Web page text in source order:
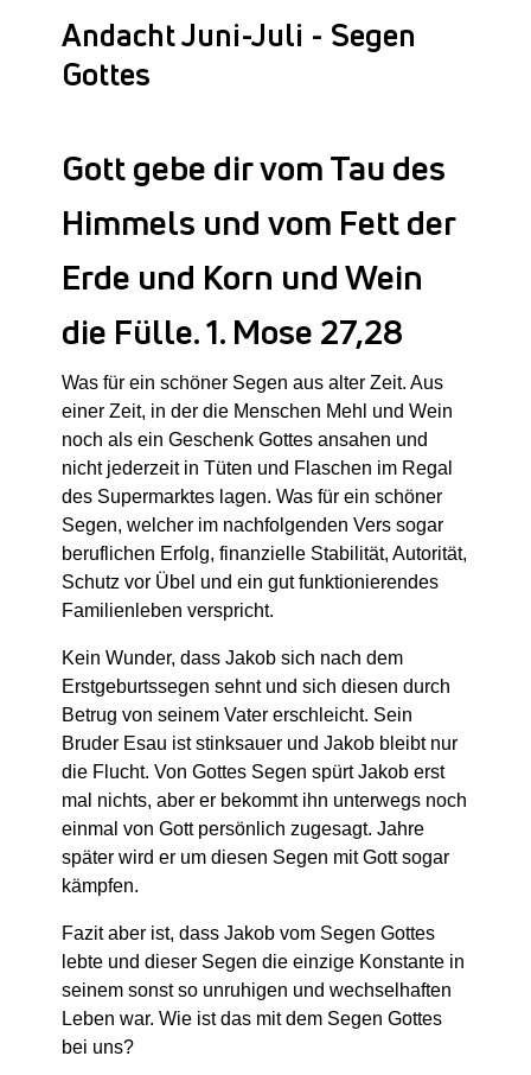
Andacht Juni-Juli - Segen
Gottes
Gott gebe dir vom Tau des
Himmels und vom Fett der
Erde und Korn und Wein
die Fülle. 1. Mose 27,28
Was für ein schöner Segen aus alter Zeit. Aus
einer Zeit, in der die Menschen Mehl und Wein
noch als ein Geschenk Gottes ansahen und
nicht jederzeit in Tüten und Flaschen im Regal
des Supermarktes lagen. Was für ein schöner
Segen, welcher im nachfolgenden Vers sogar
beruflichen Erfolg, finanzielle Stabilität, Autorität,
Schutz vor Übel und ein gut funktionierendes
Familienleben verspricht.
Kein Wunder, dass Jakob sich nach dem
Erstgeburtssegen sehnt und sich diesen durch
Betrug von seinem Vater erschleicht. Sein
Bruder Esau ist stinksauer und Jakob bleibt nur
die Flucht. Von Gottes Segen spürt Jakob erst
mal nichts, aber er bekommt ihn unterwegs noch
einmal von Gott persönlich zugesagt. Jahre
später wird er um diesen Segen mit Gott sogar
kämpfen.
Fazit aber ist, dass Jakob vom Segen Gottes
lebte und dieser Segen die einzige Konstante in
seinem sonst so unruhigen und wechselhaften
Leben war. Wie ist das mit dem Segen Gottes
bei uns?